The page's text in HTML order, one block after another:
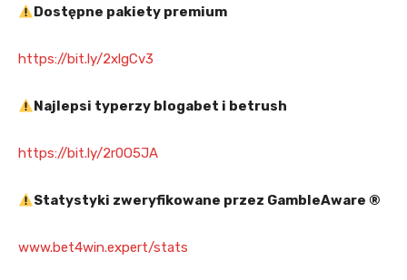
Dostępne pakiety premium
https://bit.ly/2xlgCv3
Najlepsi typerzy blogabet i betrush
https://bit.ly/2r0O5JA
Statystyki zweryfikowane przez GambleAware ®
www.bet4win.expert/stats